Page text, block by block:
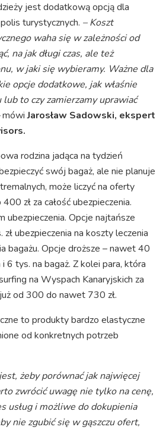
jest dodatkową opcją dla
turystycznych. – Koszt
waha się w zależności od
na jak długi czas, ale też
w jaki się wybieramy. Ważne dla
opcje dodatkowe, jak właśnie
lub to czy zamierzamy uprawiać
mówiJarosław Sadowski, ekspert
rodzina jadąca na tydzień
swój bagaż, ale nie planuje
może liczyć na oferty
zł za całość ubezpieczenia.
ubezpieczenia. Opcje najtańsze
ubezpieczenia na koszty leczenia
bagażu. Opcje droższe – nawet 40
6 tys. na bagaż. Z kolei para, która
na Wyspach Kanaryjskich za
od 300 do nawet 730 zł.
to produkty bardzo elastyczne
od konkretnych potrzeb
żeby porównać jak najwięcej
zwrócić uwagę nie tylko na cenę,
usług i możliwe do dokupienia
nie zgubić się w gąszczu ofert,